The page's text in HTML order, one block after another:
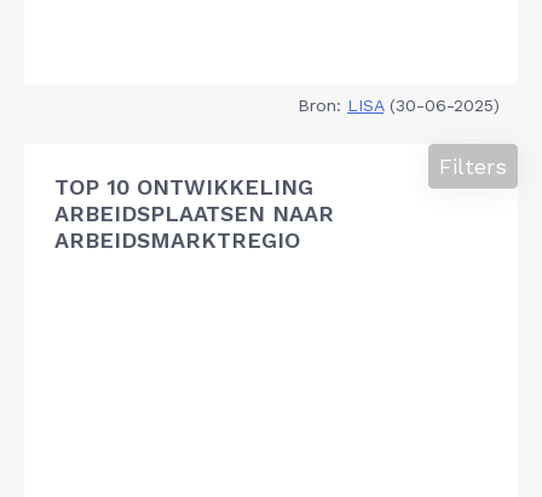
Bron: LISA(30-06-2025)
TOP 10 ONTWIKKELING
ARBEIDSPLAATSEN NAAR
ARBEIDSMARKTREGIO
Filters